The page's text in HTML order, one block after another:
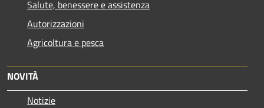
Salute, benessere e assistenza
Autorizzazioni
Agricoltura e pesca
NOVITÀ
Notizie